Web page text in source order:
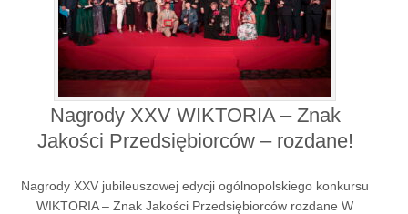
Nagrody XXV WIKTORIA – Znak
Jakości Przedsiębiorców – rozdane!
Nagrody XXV jubileuszowej edycji ogólnopolskiego konkursu
WIKTORIA – Znak Jakości Przedsiębiorców rozdane W